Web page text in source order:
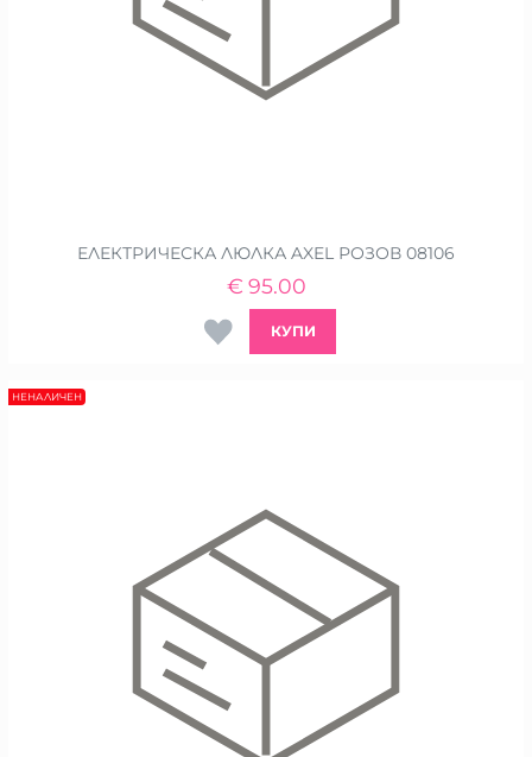
ЕЛЕКТРИЧЕСКА ЛЮЛКА AXEL РОЗОВ 08106
95.00
€
КУПИ
НЕНАЛИЧЕН